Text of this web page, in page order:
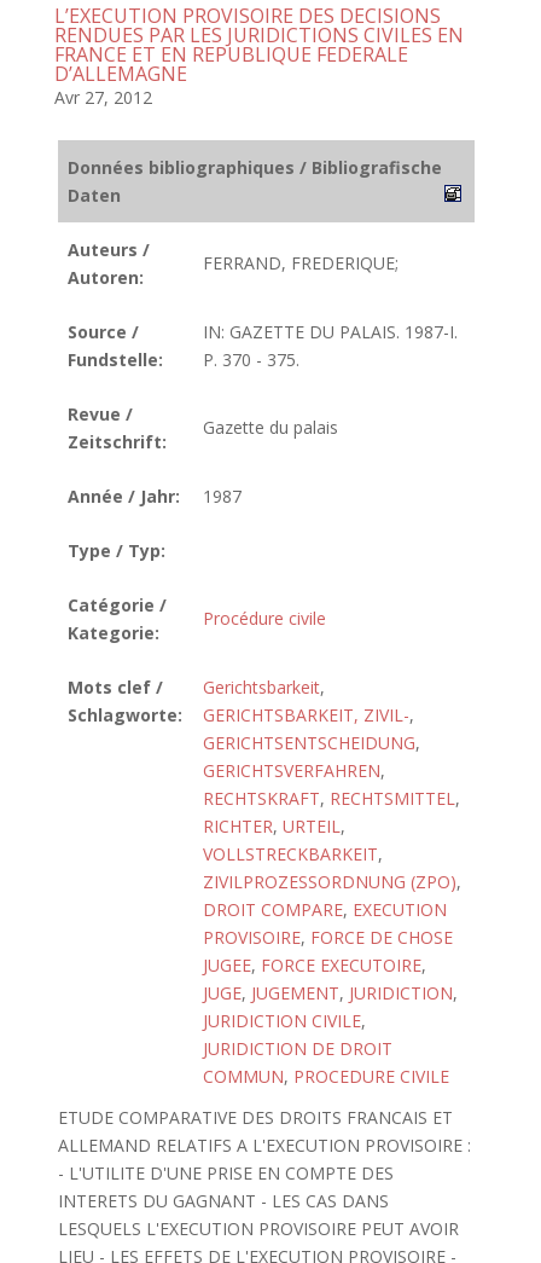
L’EXECUTION PROVISOIRE DES DECISIONS
RENDUES PAR LES JURIDICTIONS CIVILES EN
FRANCE ET EN REPUBLIQUE FEDERALE
D’ALLEMAGNE
Avr 27, 2012
Données bibliographiques / Bibliografische
Daten
Auteurs /
Autoren:
FERRAND, FREDERIQUE;
Source /
Fundstelle:
IN: GAZETTE DU PALAIS. 1987-I.
P. 370 - 375.
Revue /
Zeitschrift:
Gazette du palais
Année / Jahr: 1987
Type / Typ:
Catégorie /
Kategorie:
Procédure civile
Mots clef /
Schlagworte:
Gerichtsbarkeit,
GERICHTSBARKEIT, ZIVIL-,
GERICHTSENTSCHEIDUNG,
GERICHTSVERFAHREN,
RECHTSKRAFT, RECHTSMITTEL,
RICHTER, URTEIL,
VOLLSTRECKBARKEIT,
ZIVILPROZESSORDNUNG (ZPO),
DROIT COMPARE, EXECUTION
PROVISOIRE, FORCE DE CHOSE
JUGEE, FORCE EXECUTOIRE,
JUGE, JUGEMENT, JURIDICTION,
JURIDICTION CIVILE,
JURIDICTION DE DROIT
COMMUN, PROCEDURE CIVILE
ETUDE COMPARATIVE DES DROITS FRANCAIS ET
ALLEMAND RELATIFS A L'EXECUTION PROVISOIRE :
- L'UTILITE D'UNE PRISE EN COMPTE DES
INTERETS DU GAGNANT - LES CAS DANS
LESQUELS L'EXECUTION PROVISOIRE PEUT AVOIR
LIEU - LES EFFETS DE L'EXECUTION PROVISOIRE -